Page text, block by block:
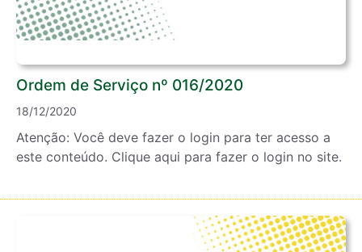
Ordem de Serviço nº 016/2020
18/12/2020
Atenção: Você deve fazer o login para ter acesso a
este conteúdo. Clique aqui para fazer o login no site.